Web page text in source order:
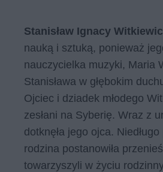
Stanisław Ignacy
nauką i sztuką, ponieważ
nauczycielka muzyki, Maria
Stanisława w głębokim
Ojciec i dziadek młodego
zesłani na Syberię. Wraz z
dotknęła jego ojca.
rodzina postanowiła
towarzyszyli w życiu